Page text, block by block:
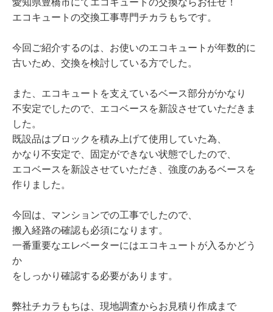
愛知県豊橋市にてエコキュートの交換ならお任せ！
エコキュートの交換工事専門チカラもちです。
今回ご紹介するのは、お使いのエコキュートが年数的に
古いため、交換を検討している方でした。
また、エコキュートを支えているベース部分がかなり
不安定でしたので、エコベースを新設させていただきま
した。
既設品はブロックを積み上げて使用していた為、
かなり不安定で、固定ができない状態でしたので、
エコベースを新設させていただき、強度のあるベースを
作りました。
今回は、マンションでの工事でしたので、
搬入経路の確認も必須になります。
一番重要なエレベーターにはエコキュートが入るかどう
か
をしっかり確認する必要があります。
弊社チカラもちは、現地調査からお見積り作成まで